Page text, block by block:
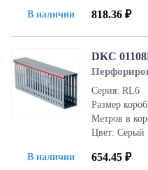
В наличии 818.36 ₽
В наличии
DKC
Серия: RL6
Размер
Метров в
Цвет: Серый
654.45 ₽